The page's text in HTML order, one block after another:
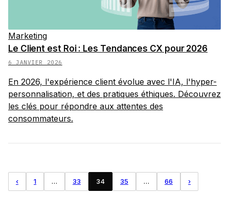
Marketing
Le Client est Roi : Les Tendances CX pour 2026
6 JANVIER 2026
En 2026, l'expérience client évolue avec l'IA, l'hyper-
personnalisation, et des pratiques éthiques. Découvrez
les clés pour répondre aux attentes des
consommateurs.
‹ 1 … 33 34 35 … 66 ›